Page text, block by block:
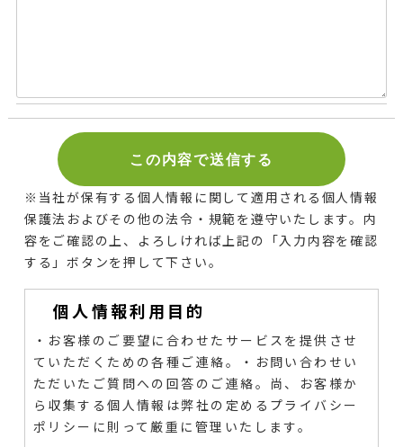
※当社が保有する個人情報に関して適用される個人情報
保護法およびその他の法令・規範を遵守いたします。 内
容をご確認の上、よろしければ上記の「入力内容を確認
する」ボタンを押して下さい。
個人情報利用目的
・お客様のご要望に合わせたサービスを提供させ
ていただくための各種ご連絡。
・お問い合わせい
ただいたご質問への回答のご連絡。尚、お客様か
ら収集する個人情報は弊社の定めるプライバシー
ポリシーに則って厳重に管理いたします。